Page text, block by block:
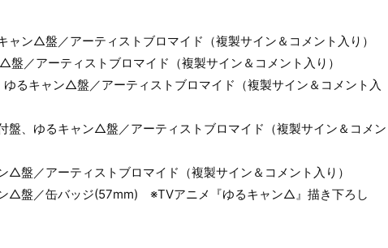
ャン△盤／アーティストブロマイド（複製サイン＆コメント入り）
／アーティストブロマイド（複製サイン＆コメント入り）
ゆるキャン△盤／アーティストブロマイド（複製サイン＆コメント入
盤、ゆるキャン△盤／アーティストブロマイド（複製サイン＆コメン
△盤／アーティストブロマイド（複製サイン＆コメント入り）
ン△盤／缶バッジ(57mm) ※TVアニメ『ゆるキャン△』描き下ろし